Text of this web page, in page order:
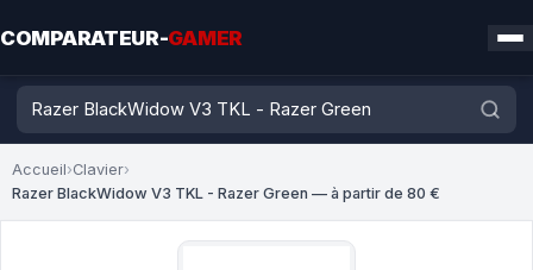
COMPARATEUR-GAMER
Accueil›Clavier›
Razer BlackWidow V3 TKL - Razer Green — à partir de 80 €